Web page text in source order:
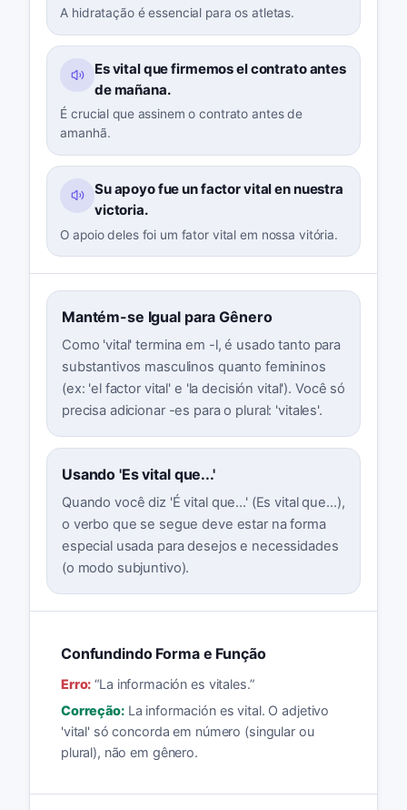
A hidratação é essencial para os atletas.
Es vital que firmemos el contrato antes
de mañana.
É crucial que assinem o contrato antes de
amanhã.
Su apoyo fue un factor vital en nuestra
victoria.
O apoio deles foi um fator vital em nossa vitória.
Mantém-se Igual para Gênero
Como 'vital' termina em -l, é usado tanto para
substantivos masculinos quanto femininos
(ex: 'el factor vital' e 'la decisión vital'). Você só
precisa adicionar -es para o plural: 'vitales'.
Usando 'Es vital que...'
Quando você diz 'É vital que...' (Es vital que...),
o verbo que se segue deve estar na forma
especial usada para desejos e necessidades
(o modo subjuntivo).
Confundindo Forma e Função
Erro: “La información es vitales.”
Correção: La información es vital. O adjetivo
'vital' só concorda em número (singular ou
plural), não em gênero.